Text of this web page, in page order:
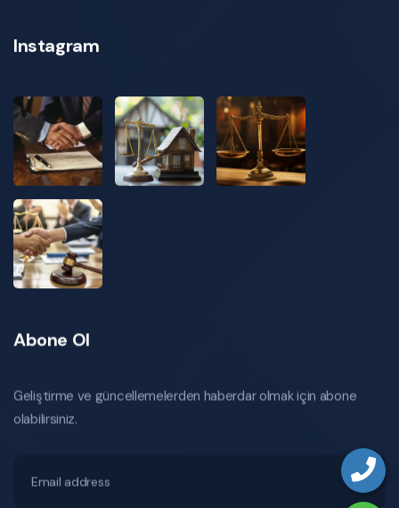
Instagram
Abone Ol
Geliştirme ve güncellemelerden haberdar olmak için abone
olabilirsiniz.